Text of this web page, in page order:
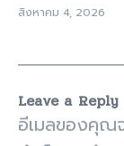
สิงหาคม 4, 2026
Leave a Reply
อีเมลของคุณ